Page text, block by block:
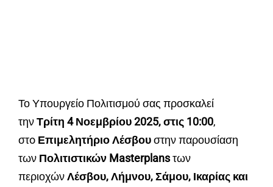
Το Υπουργείο Πολιτισμού σας προσκαλεί
τηνΤρίτη 4 Νοεμβρίου 2025, στις 10:00,
στo Επιμελητήριο Λέσβουστην παρουσίαση
των Πολιτιστικών Masterplansτων
περιοχώνΛέσβου, Λήμνου, Σάμου, Ικαρίας και